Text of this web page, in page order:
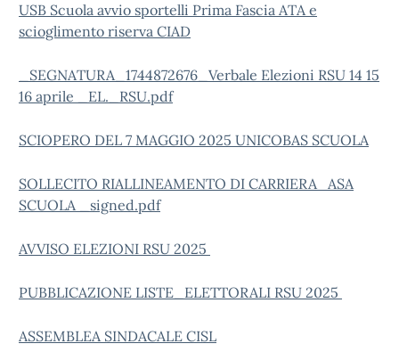
USB Scuola avvio sportelli Prima Fascia ATA e
scioglimento riserva CIAD
_SEGNATURA_1744872676_Verbale Elezioni RSU 14 15
16 aprile _EL._RSU.pdf
SCIOPERO DEL 7 MAGGIO 2025 UNICOBAS SCUOLA
SOLLECITO RIALLINEAMENTO DI CARRIERA ASA
SCUOLA _signed.pdf
AVVISO ELEZIONI RSU 2025
PUBBLICAZIONE LISTE_ELETTORALI RSU 2025
ASSEMBLEA SINDACALE CISL